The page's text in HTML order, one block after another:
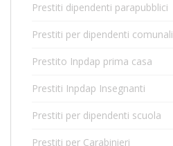
Prestiti dipendenti parapubblici
Prestiti per dipendenti comunali
Prestito Inpdap prima casa
Prestiti Inpdap Insegnanti
Prestiti per dipendenti scuola
Prestiti per Carabinieri